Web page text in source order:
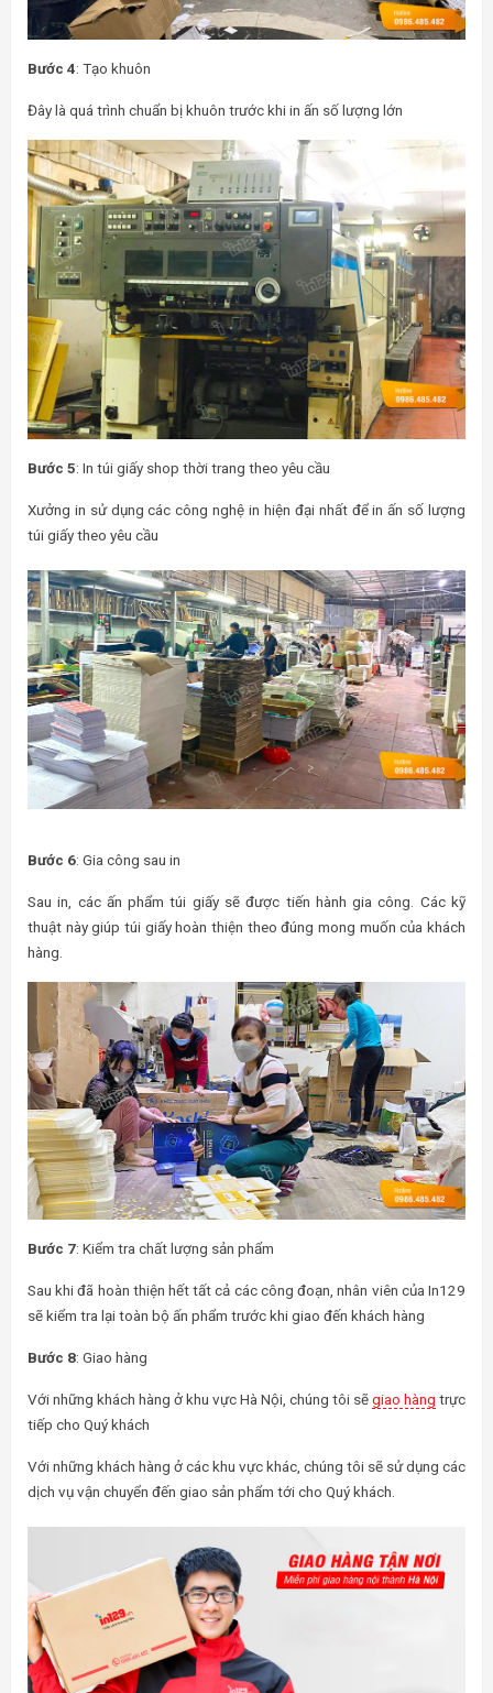
Bước 4: Tạo khuôn
Đây là quá trình chuẩn bị khuôn trước khi in ấn số lượng lớn
Bước 5: In túi giấy shop thời trang theo yêu cầu
Xưởng in sử dụng các công nghệ in hiện đại nhất để in ấn số lượng
túi giấy theo yêu cầu
Bước 6: Gia công sau in
Sau in, các ấn phẩm túi giấy sẽ được tiến hành gia công. Các kỹ
thuật này giúp túi giấy hoàn thiện theo đúng mong muốn của khách
hàng.
Bước 7: Kiểm tra chất lượng sản phẩm
Sau khi đã hoàn thiện hết tất cả các công đoạn, nhân viên của In129
sẽ kiểm tra lại toàn bộ ấn phẩm trước khi giao đến khách hàng
Bước 8: Giao hàng
Với những khách hàng ở khu vực Hà Nội, chúng tôi sẽgiao hàng trực
tiếp cho Quý khách
Với những khách hàng ở các khu vực khác, chúng tôi sẽ sử dụng các
dịch vụ vận chuyển đến giao sản phẩm tới cho Quý khách.